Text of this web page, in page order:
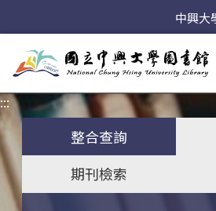
中興大
:::
整合查詢
期刊檢索